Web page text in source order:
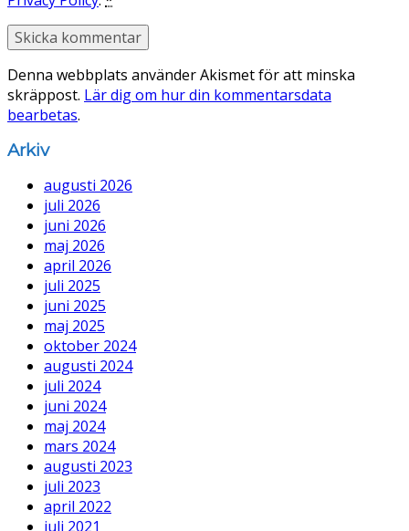
Denna webbplats använder Akismet för att minska
skräppost. Lär dig om hur din kommentarsdata
bearbetas.
Arkiv
augusti 2026
juli 2026
juni 2026
maj 2026
april 2026
juli 2025
juni 2025
maj 2025
oktober 2024
augusti 2024
juli 2024
juni 2024
maj 2024
mars 2024
augusti 2023
juli 2023
april 2022
juli 2021